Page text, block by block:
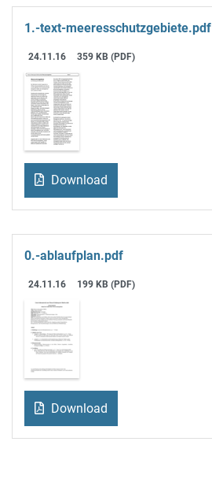
1.-text-meeresschutzgebiete.pdf
24.11.16 359 KB (PDF)
Download
0.-ablaufplan.pdf
24.11.16 199 KB (PDF)
Download